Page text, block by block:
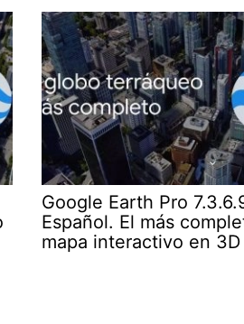
Google Earth Pro
Español. El más
mapa interactivo en 3D